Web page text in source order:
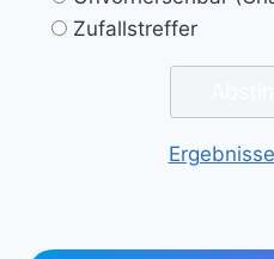
Zufallstreffer